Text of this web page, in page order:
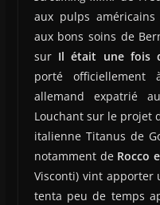
aux pulps
aux bons soins de
sur Il était une fois
porté
allemand expatrié
Louchant sur le projet
italienne Titanus de
notamment de Rocco
Visconti) vint apporter
tenta peu de temps